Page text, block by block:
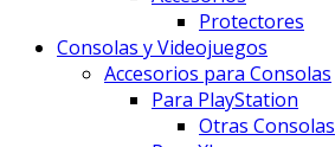
Protectores
Consolas y Videojuegos
Accesorios para Consolas
Para PlayStation
Otras Consolas